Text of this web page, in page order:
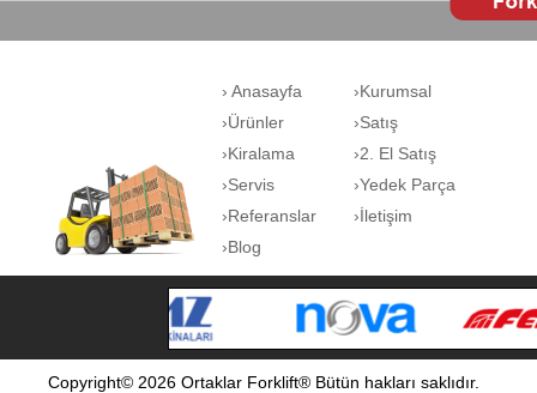
› Anasayfa
›Kurumsal
›Ürünler
›Satış
›Kiralama
›2. El Satış
›Servis
›Yedek Parça
›Referanslar
›İletişim
›Blog
Copyright© 2026 Ortaklar Forklift® Bütün hakları saklıdır.